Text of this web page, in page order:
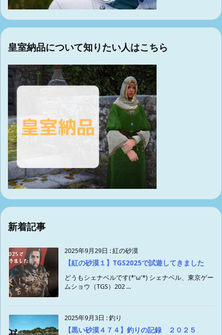
皇室納品について知りたい人はこちら
新着記事
2025年9月29日 :紅の砂漠
【紅の砂漠１】TGS2025で試遊してきました
どうもシェナベルです(*'ω'*) シェナベル、東京ゲー
ムショウ（TGS）202 ...
2025年9月3日 :釣り
【黒い砂漠４７４】釣りの記録 ２０２５